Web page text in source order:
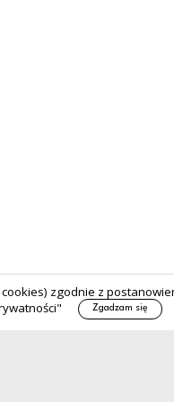
w nowym oknie
zgodnie z
Zgadzam się